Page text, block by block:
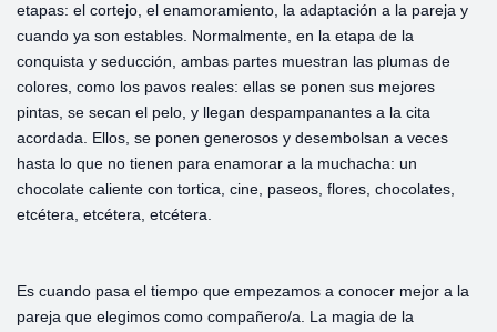
etapas: el cortejo, el enamoramiento, la adaptación a la pareja y
cuando ya son estables. Normalmente, en la etapa de la
conquista y seducción, ambas partes muestran las plumas de
colores, como los pavos reales: ellas se ponen sus mejores
pintas, se secan el pelo, y llegan despampanantes a la cita
acordada. Ellos, se ponen generosos y desembolsan a veces
hasta lo que no tienen para enamorar a la muchacha: un
chocolate caliente con tortica, cine, paseos, flores, chocolates,
etcétera, etcétera, etcétera.
Es cuando pasa el tiempo que empezamos a conocer mejor a la
pareja que elegimos como compañero/a. La magia de la